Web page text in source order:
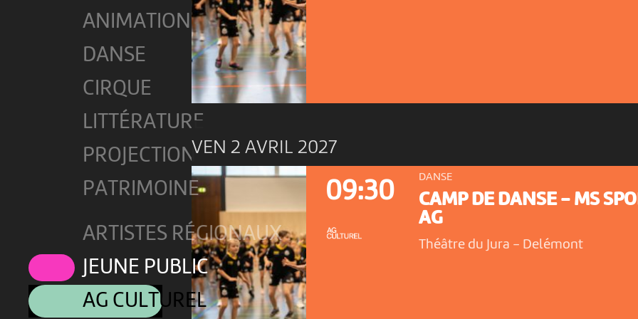
ANIMATION
DANSE
CIRQUE
LITTÉRATURE
PROJECTION
PATRIMOINE
ARTISTES RÉGIONAUX
JEUNE PUBLIC
AG CULTUREL
VEN 2 AVRIL 2027
09:30 DANSE
CAMP DE DANSE - MS
AG
Théâtre du Jura - Delémont